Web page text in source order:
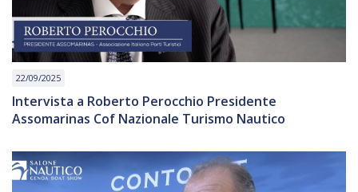
22/09/2025
Intervista a Roberto Perocchio Presidente
Assomarinas Cof Nazionale Turismo Nautico